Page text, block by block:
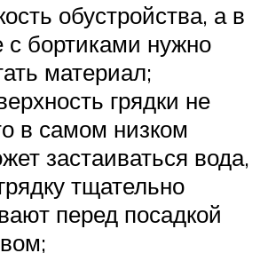
обустройства, а в
с бортиками нужно
материал;
грядки не
в самом низком
застаиваться вода,
тщательно
перед посадкой